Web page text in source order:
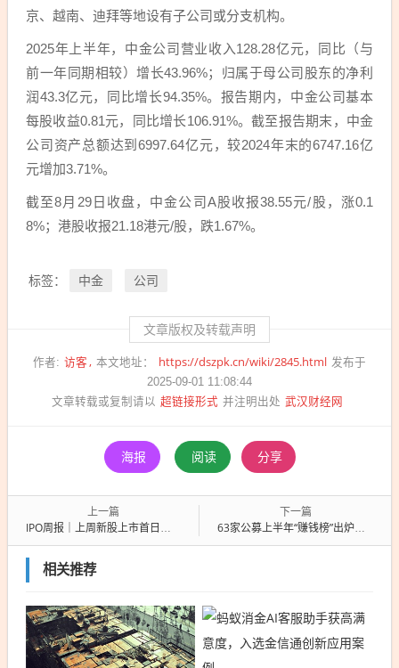
京、越南、迪拜等地设有子公司或分支机构。
2025年上半年，中金公司营业收入128.28亿元，同比（与
前一年同期相较）增长43.96%；归属于母公司股东的净利
润43.3亿元，同比增长94.35%。报告期内，中金公司基本
每股收益0.81元，同比增长106.91%。截至报告期末，中金
公司资产总额达到6997.64亿元，较2024年末的6747.16亿
元增加3.71%。
截至8月29日收盘，中金公司A股收报38.55元/股，涨0.1
8%；港股收报21.18港元/股，跌1.67%。
标签： 中金 公司
文章版权及转载声明
作者: 访客 本文地址： https://dszpk.cn/wiki/2845.html 发布于
2025-09-01 11:08:44
文章转载或复制请以 超链接形式 并注明出处 武汉财经网
海报 阅读 分享
上一篇
IPO周报｜上周新股上市首日涨超205%，本周申购迎卫浴毛巾架龙头
下一篇
63家公募上半年“赚钱榜”出炉：南方、广发反超华夏，汇添富跌出“十强”
相关推荐